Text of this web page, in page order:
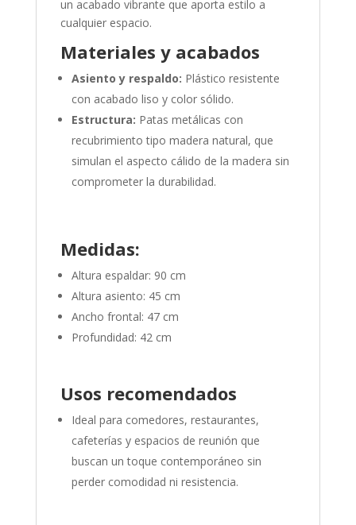
un acabado vibrante que aporta estilo a
cualquier espacio.
Materiales y acabados
Asiento y respaldo: Plástico resistente
con acabado liso y color sólido.
Estructura: Patas metálicas con
recubrimiento tipo madera natural, que
simulan el aspecto cálido de la madera sin
comprometer la durabilidad.
Medidas:
Altura espaldar: 90 cm
Altura asiento: 45 cm
Ancho frontal: 47 cm
Profundidad: 42 cm
Usos recomendados
Ideal para comedores, restaurantes,
cafeterías y espacios de reunión que
buscan un toque contemporáneo sin
perder comodidad ni resistencia.